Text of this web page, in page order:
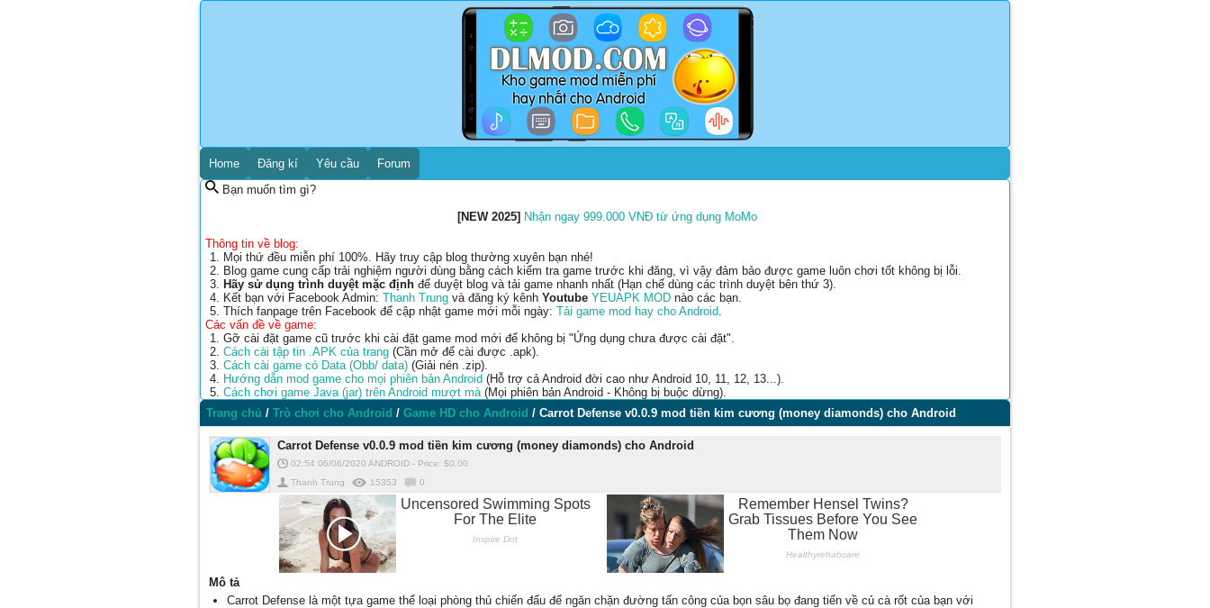
Home Đăng kí Yêu cầu
Forum
Bạn muốn tìm gì?
[NEW 2025] Nhận ngay 999.000 VNĐ từ ứng dụng MoMo
Thông tin về blog:
Mọi thứ đều miễn phí 100%. Hãy truy cập blog thường xuyên bạn nhé!
Blog game cung cấp trải nghiệm người dùng bằng cách kiểm tra game trước khi đăng, vì vậy đảm bảo được game luôn chơi tốt không bị lỗi.
Hãy sử dụng trình duyệt mặc định để duyệt blog và tải game nhanh nhất (Hạn chế dùng các trình duyệt bên thứ 3).
Kết bạn với Facebook Admin: Thanh Trung và đăng ký kênh Youtube YEUAPK MOD nào các bạn.
Thích fanpage trên Facebook để cập nhật game mới mỗi ngày: Tải game mod hay cho Android.
Các vấn đề về game:
Gỡ cài đặt game cũ trước khi cài đặt game mod mới để không bị "Ứng dụng chưa được cài đặt".
Cách cài tập tin .APK của trang (Cần mở để cài được .apk).
Cách cài game có Data (Obb/ data) (Giải nén .zip).
Hướng dẫn mod game cho mọi phiên bản Android (Hỗ trợ cả Android đời cao như Android 10, 11, 12, 13...).
Cách chơi game Java (jar) trên Android mượt mà(Mọi phiên bản Android - Không bị buộc dừng).
Trang chủ / Trò chơi cho Android / Game HD cho Android / Carrot Defense v0.0.9 mod tiền kim cương (money diamonds) cho Android
Carrot Defense v0.0.9 mod tiền kim cương (money diamonds) cho Android
02:54 06/06/2020 ANDROID - Price: $0.00
Thanh Trung
15353 0
Mô tả
Carrot Defense là một tựa game thể loại phòng thủ chiến đấu để ngăn chặn đường tấn công của bọn sâu bọ đang tiến về củ cà rốt của bạn với